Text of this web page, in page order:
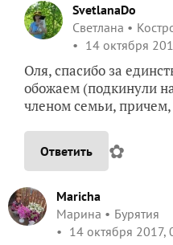
SvetlanaDo
Светлана
14 октября
Оля, спасибо за
обожаем (подкинули
членом семьи,
Ответить ✿
Maricha
Марина
Бурятия
14 октября 2017,